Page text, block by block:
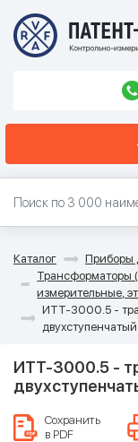
Каталог
Приборы
Трансформаторы
измерительные,
ИТТ-3000.5 -
двухступенчатый
ИТТ-3000.5 -
Сохранить
в PDF